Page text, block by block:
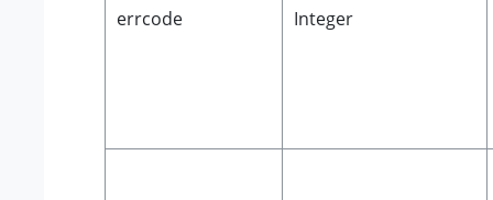
errcode Integer